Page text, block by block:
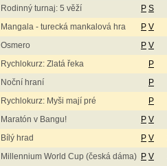
Rodinný turnaj: 5 věží P S
Mangala - turecká mankalová hra P V
Osmero P V
Rychlokurz: Zlatá řeka P
Noční hraní P
Rychlokurz: Myši mají pré P
Maratón v Bangu! P V
Bílý hrad P V
Millennium World Cup (česká dáma) P V